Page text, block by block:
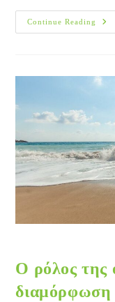
Continue Reading
Του
Ο ρόλος της
διαμόρφωση